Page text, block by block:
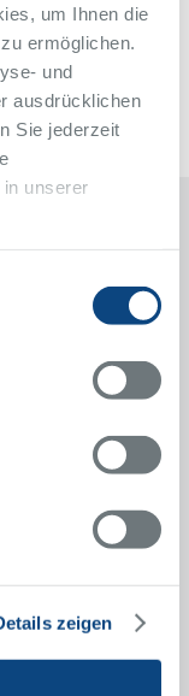
um Ihnen die
ermöglichen.
und
ausdrücklichen
Sie jederzeit
unserer
zeigen